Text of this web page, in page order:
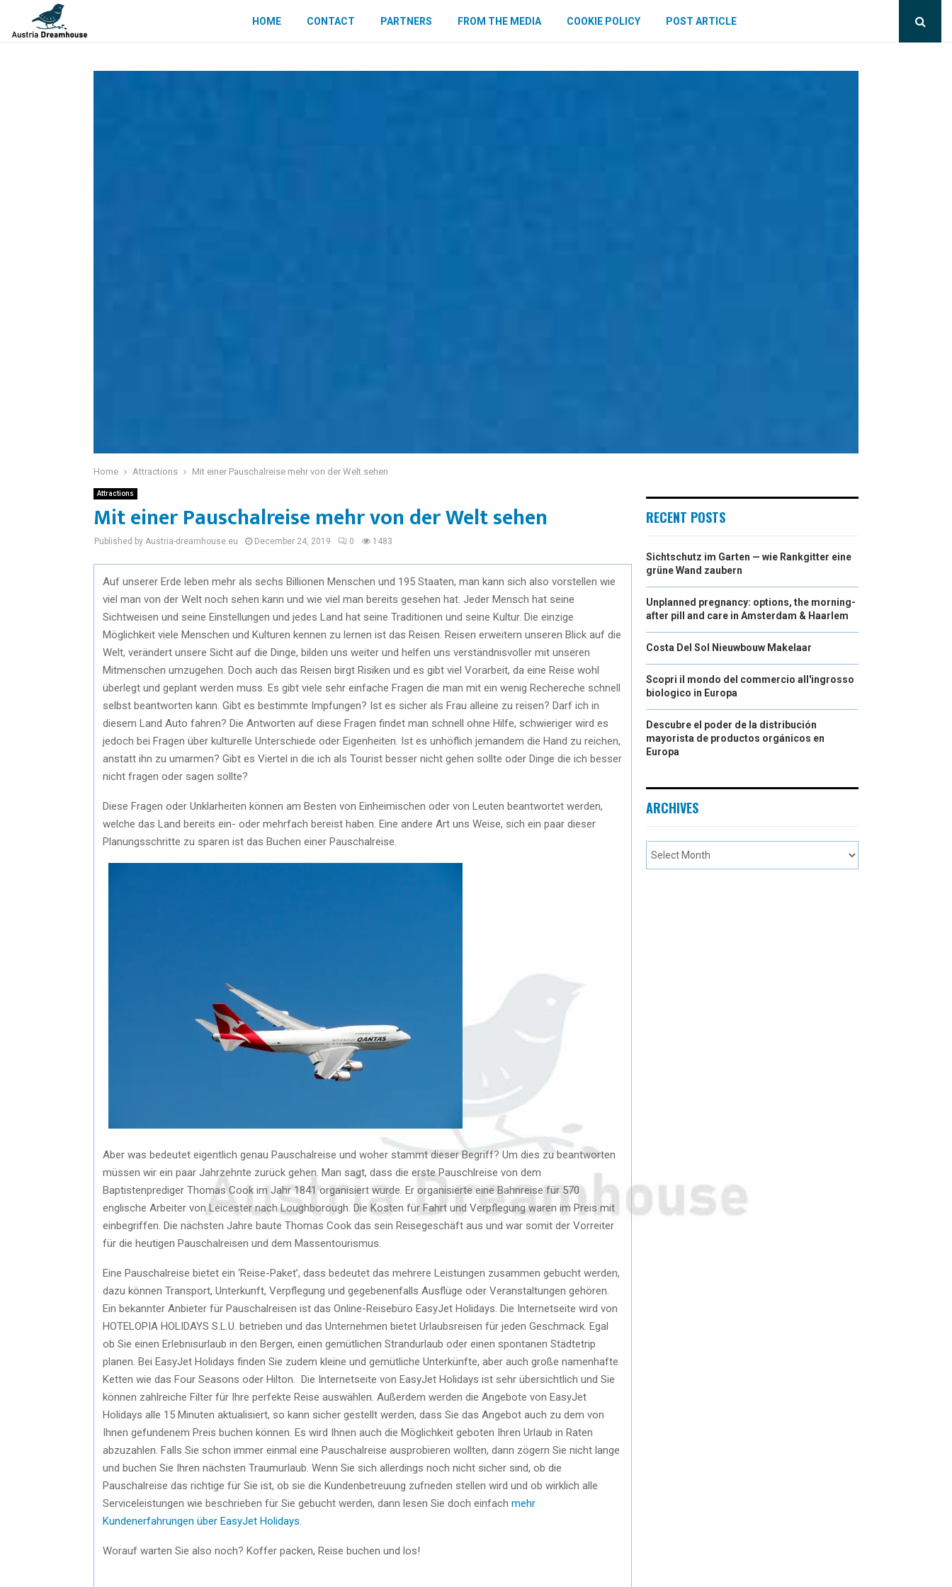
HOME CONTACT PARTNERS FROM THE MEDIA COOKIE POLICY POST ARTICLE
Home Attractions Mit einer Pauschalreise mehr von der Welt sehen
Attractions
Mit einer Pauschalreise mehr von der Welt sehen
Published by Austria-dreamhouse.eu December 24, 2019 0 1483
Auf unserer Erde leben mehr als sechs Billionen Menschen und 195 Staaten, man kann sich also vorstellen wie
viel man von der Welt noch sehen kann und wie viel man bereits gesehen hat. Jeder Mensch hat seine
Sichtweisen und seine Einstellungen und jedes Land hat seine Traditionen und seine Kultur. Die einzige
Möglichkeit viele Menschen und Kulturen kennen zu lernen ist das Reisen. Reisen erweitern unseren Blick auf die
Welt, verändert unsere Sicht auf die Dinge, bilden uns weiter und helfen uns verständnisvoller mit unseren
Mitmenschen umzugehen. Doch auch das Reisen birgt Risiken und es gibt viel Vorarbeit, da eine Reise wohl
überlegt und geplant werden muss. Es gibt viele sehr einfache Fragen die man mit ein wenig Rechereche schnell
selbst beantworten kann. Gibt es bestimmte Impfungen? Ist es sicher als Frau alleine zu reisen? Darf ich in
diesem Land Auto fahren? Die Antworten auf diese Fragen findet man schnell ohne Hilfe, schwieriger wird es
jedoch bei Fragen über kulturelle Unterschiede oder Eigenheiten. Ist es unhöflich jemandem die Hand zu reichen,
anstatt ihn zu umarmen? Gibt es Viertel in die ich als Tourist besser nicht gehen sollte oder Dinge die ich besser
nicht fragen oder sagen sollte?
Diese Fragen oder Unklarheiten können am Besten von Einheimischen oder von Leuten beantwortet werden,
welche das Land bereits ein- oder mehrfach bereist haben. Eine andere Art uns Weise, sich ein paar dieser
Planungsschritte zu sparen ist das Buchen einer Pauschalreise.
Aber was bedeutet eigentlich genau Pauschalreise und woher stammt dieser Begriff? Um dies zu beantworten
müssen wir ein paar Jahrzehnte zurück gehen. Man sagt, dass die erste Pauschlreise von dem
Baptistenprediger Thomas Cook im Jahr 1841 organisiert wurde. Er organisierte eine Bahnreise für 570
englische Arbeiter von Leicester nach Loughborough. Die Kosten für Fahrt und Verpflegung waren im Preis mit
einbegriffen. Die nächsten Jahre baute Thomas Cook das sein Reisegeschäft aus und war somit der Vorreiter
für die heutigen Pauschalreisen und dem Massentourismus.
Eine Pauschalreise bietet ein ‘Reise-Paket’, dass bedeutet das mehrere Leistungen zusammen gebucht werden,
dazu können Transport, Unterkunft, Verpflegung und gegebenenfalls Ausflüge oder Veranstaltungen gehören.
Ein bekannter Anbieter für Pauschalreisen ist das Online-Reisebüro EasyJet Holidays. Die Internetseite wird von
HOTELOPIA HOLIDAYS S.L.U. betrieben und das Unternehmen bietet Urlaubsreisen für jeden Geschmack. Egal
ob Sie einen Erlebnisurlaub in den Bergen, einen gemütlichen Strandurlaub oder einen spontanen Städtetrip
planen. Bei EasyJet Holidays finden Sie zudem kleine und gemütliche Unterkünfte, aber auch große namenhafte
Ketten wie das Four Seasons oder Hilton. Die Internetseite von EasyJet Holidays ist sehr übersichtlich und Sie
können zahlreiche Filter für Ihre perfekte Reise auswählen. Außerdem werden die Angebote von EasyJet
Holidays alle 15 Minuten aktualisiert, so kann sicher gestellt werden, dass Sie das Angebot auch zu dem von
Ihnen gefundenem Preis buchen können. Es wird Ihnen auch die Möglichkeit geboten Ihren Urlaub in Raten
abzuzahlen. Falls Sie schon immer einmal eine Pauschalreise ausprobieren wollten, dann zögern Sie nicht lange
und buchen Sie Ihren nächsten Traumurlaub. Wenn Sie sich allerdings noch nicht sicher sind, ob die
Pauschalreise das richtige für Sie ist, ob sie die Kundenbetreuung zufrieden stellen wird und ob wirklich alle
Serviceleistungen wie beschrieben für Sie gebucht werden, dann lesen Sie doch einfach mehr
Kundenerfahrungen über EasyJet Holidays.
Worauf warten Sie also noch? Koffer packen, Reise buchen und los!
RECENT POSTS
Sichtschutz im Garten — wie Rankgitter eine
grüne Wand zaubern
Unplanned pregnancy: options, the morning-
after pill and care in Amsterdam & Haarlem
Costa Del Sol Nieuwbouw Makelaar
Scopri il mondo del commercio all'ingrosso
biologico in Europa
Descubre el poder de la distribución
mayorista de productos orgánicos en
Europa
ARCHIVES